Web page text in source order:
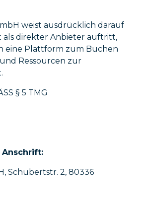
weist ausdrücklich darauf
als direkter Anbieter auftritt,
eine Plattform zum Buchen
Ressourcen zur
§ 5 TMG
Schubertstr. 2, 80336